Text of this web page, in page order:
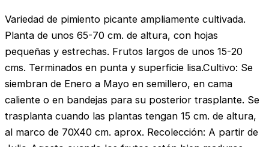
Variedad de pimiento picante ampliamente cultivada.
Planta de unos 65-70 cm. de altura, con hojas
pequeñas y estrechas. Frutos largos de unos 15-20
cms. Terminados en punta y superficie lisa.Cultivo: Se
siembran de Enero a Mayo en semillero, en cama
caliente o en bandejas para su posterior trasplante. Se
trasplanta cuando las plantas tengan 15 cm. de altura,
al marco de 70X40 cm. aprox. Recolección: A partir de